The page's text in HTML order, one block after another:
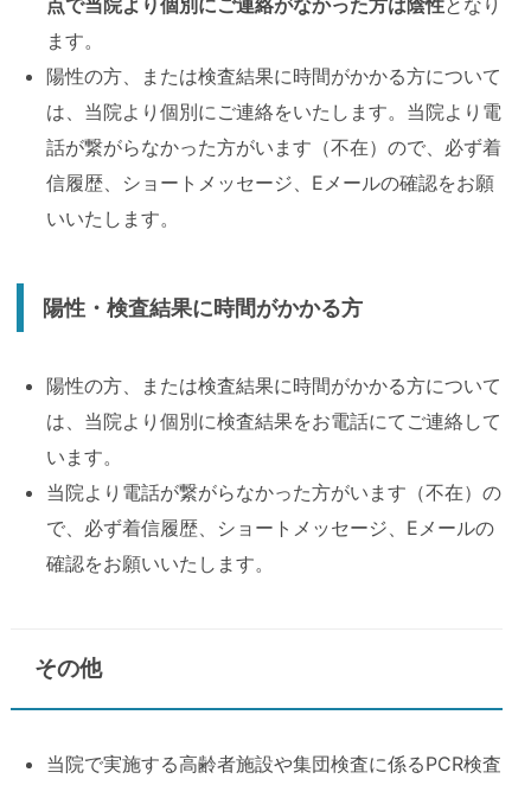
ます。
陽性の方、または検査結果に時間がかかる方について
は、当院より個別にご連絡をいたします。当院より電
話が繋がらなかった方がいます（不在）ので、必ず着
信履歴、ショートメッセージ、Eメールの確認をお願
いいたします。
陽性・検査結果に時間がかかる方
陽性の方、または検査結果に時間がかかる方について
は、当院より個別に検査結果をお電話にてご連絡して
います。
当院より電話が繋がらなかった方がいます（不在）の
で、必ず着信履歴、ショートメッセージ、Eメールの
確認をお願いいたします。
その他
当院で実施する高齢者施設や集団検査に係るPCR検査